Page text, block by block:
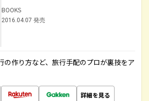
BOOKS
2016.04.07 発売
の作り方など、旅行手配のプロが裏技をア
詳細を見る